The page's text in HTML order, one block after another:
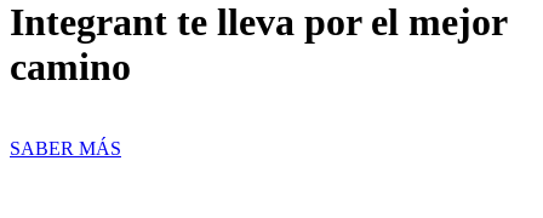
Integrant te lleva por el mejor
camino
SABER MÁS